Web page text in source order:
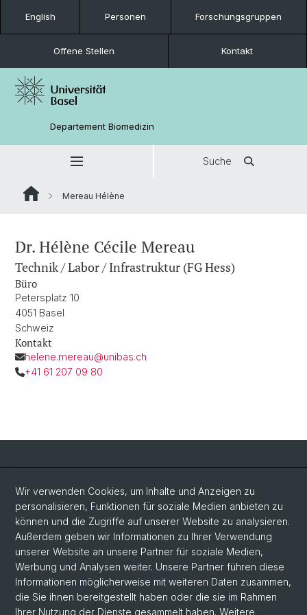
English Personen Forschungsgruppen
Offene Stellen Kontakt
Departement Biomedizin
Suche
Mereau Hélène
Dr. Hélène Cécile Mereau
Technik / Labor / Infrastruktur (FG Hess)
Büro
Petersplatz 10
4051 Basel
Schweiz
Kontakt
helene.mereau@unibas.ch
+41 61 207 09 80
Social Media
LinkedIn
Bluesky
Vimeo
Wir verwenden Cookies, um Inhalte und Anzeigen zu
personalisieren, Funktionen für soziale Medien anbieten zu
können und die Zugriffe auf unserer Website zu analysieren.
Außerdem geben wir Informationen zu Ihrer Verwendung
unserer Website an unsere Partner für soziale Medien,
Werbung und Analysen weiter. Unsere Partner führen diese
Informationen möglicherweise mit weiteren Daten zusammen,
die Sie ihnen bereitgestellt haben oder die sie im Rahmen
Ihrer Nutzung der Dienste gesammelt haben. Weitere